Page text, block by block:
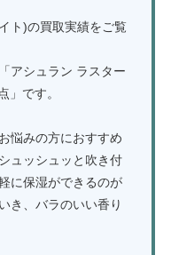
ト)の買取実績をご覧
アシュラン ラスター
」です。
悩みの方におすすめ
ュッシュッと吹き付
に保湿ができるのが
き、バラのいい香り